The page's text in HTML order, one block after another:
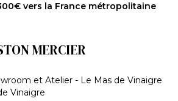
vers la France métropolitaine
MERCIER
et Atelier - Le Mas de Vinaigre
Vinaigre